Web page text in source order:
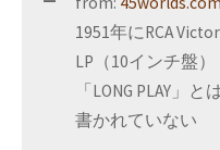
1951年にRCA
LP（10インチ盤）
「LONG PLAY」
書かれていない